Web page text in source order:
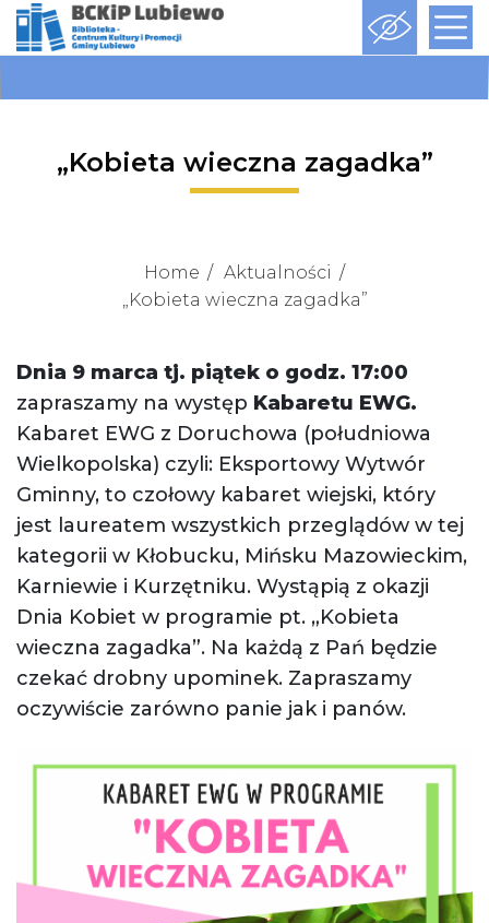
„Kobieta wieczna zagadka”
Home
Aktualności
„Kobieta wieczna zagadka”
Dnia 9 marca tj. piątek o godz. 17:00
zapraszamy na występ Kabaretu EWG.
Kabaret EWG z Doruchowa (południowa
Wielkopolska) czyli: Eksportowy Wytwór
Gminny, to czołowy kabaret wiejski, który
jest laureatem wszystkich przeglądów w tej
kategorii w Kłobucku, Mińsku Mazowieckim,
Karniewie i Kurzętniku. Wystąpią z okazji
Dnia Kobiet w programie pt. „Kobieta
wieczna zagadka”. Na każdą z Pań będzie
czekać drobny upominek. Zapraszamy
oczywiście zarówno panie jak i panów.